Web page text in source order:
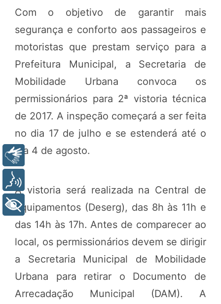
Com o objetivo de garantir mais
segurança e conforto aos passageiros e
motoristas que prestam serviço para a
Prefeitura Municipal, a Secretaria de
Mobilidade Urbana convoca os
permissionários para 2ª vistoria técnica
de 2017. A inspeção começará a ser feita
no dia 17 de julho e se estenderá até o
dia 4 de agosto.
A vistoria será realizada na Central de
Equipamentos (Deserg), das 8h às 11h e
das 14h às 17h. Antes de comparecer ao
local, os permissionários devem se dirigir
a Secretaria Municipal de Mobilidade
Urbana para retirar o Documento de
Arrecadação Municipal (DAM). A
Libras
+ Acessibilidade